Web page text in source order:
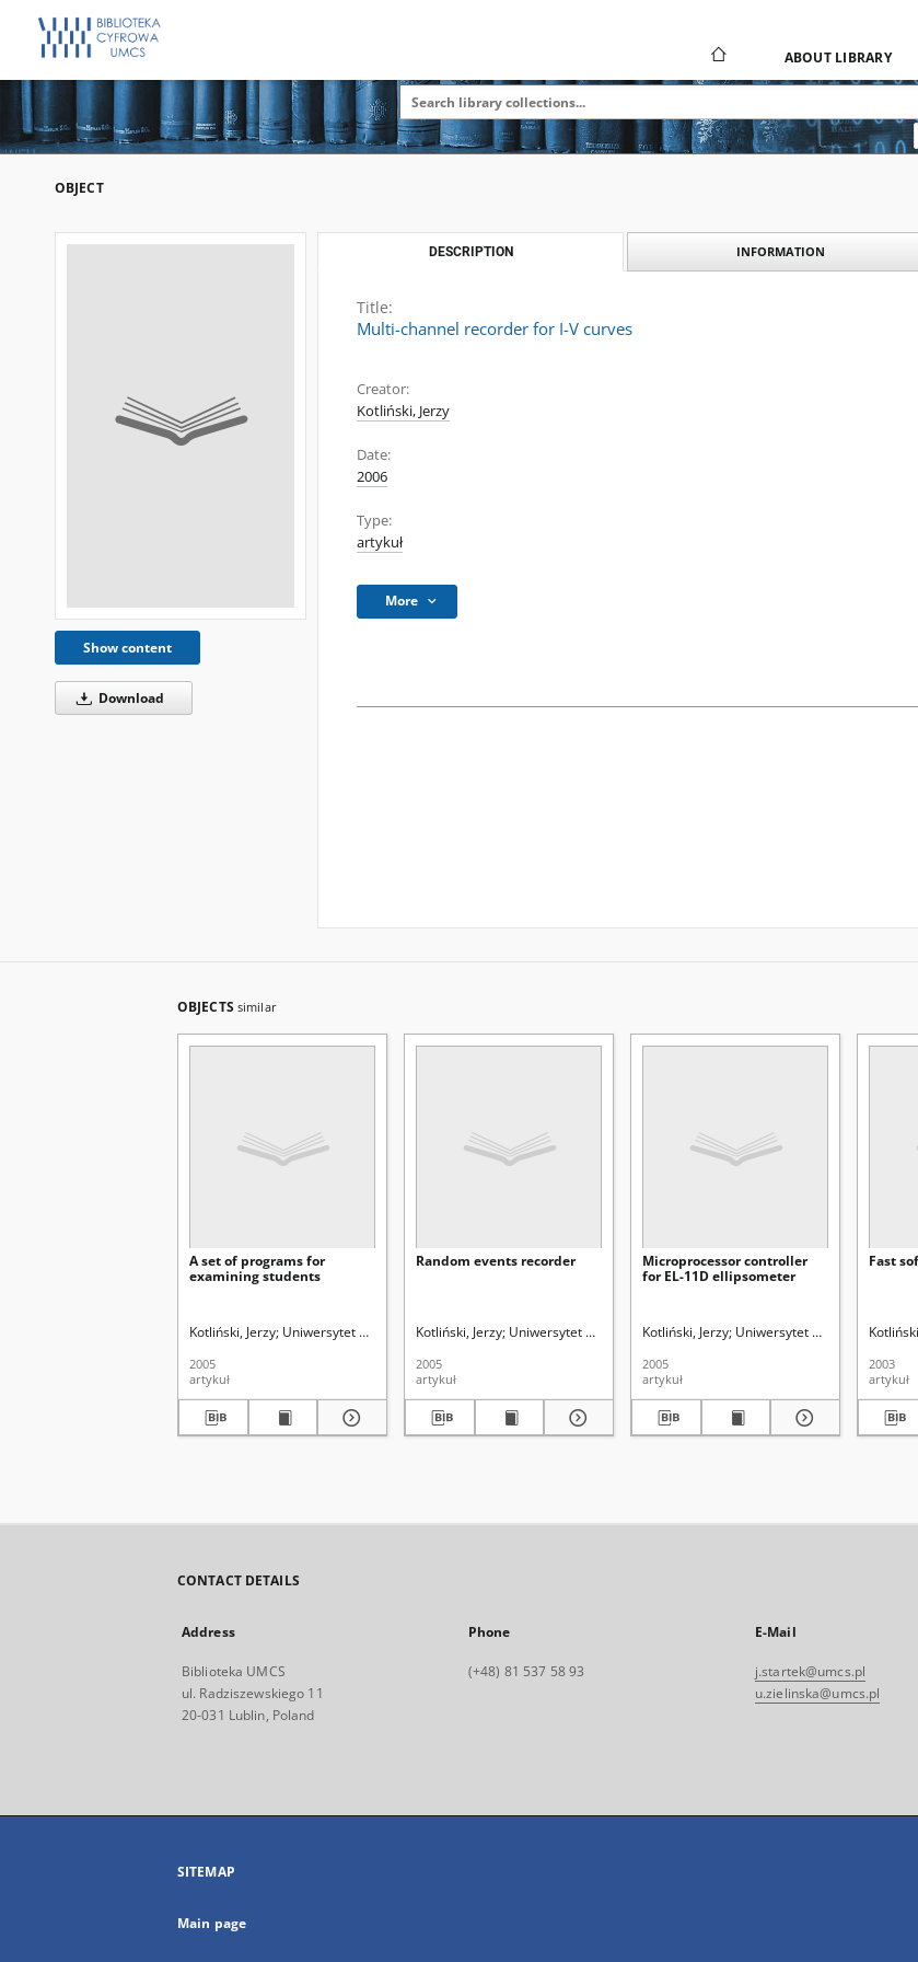
ABOUT LIBRARY
OBJECT
Show content
Download
DESCRIPTION INFORMATION
Title:
Multi-channel recorder for I-V curves
Creator:
Kotliński, Jerzy
Date:
2006
Type:
artykuł
More
OBJECTS similar
A set of programs for
examining students
Kotliński, Jerzy Uniwersytet Marii Curie-Skłodowskiej (Lublin)
2005
artykuł
Random events recorder
Kotliński, Jerzy Uniwersytet Marii Curie-Skłodowskiej (Lublin)
2005
artykuł
Microprocessor controller
for EL-11D ellipsometer
Kotliński, Jerzy Uniwersytet Marii Curie-
2005
artykuł
Fast
2003
artykuł
CONTACT DETAILS
Address
Biblioteka UMCS
ul. Radziszewskiego 11
20-031 Lublin, Poland
Phone
(+48) 81 537 58 93
E-Mail
j.startek@umcs.pl
u.zielinska@umcs.pl
SITEMAP
Main page